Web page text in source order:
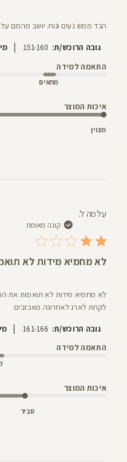
הבד ממש נעים ונוח. יושב מהמם על
גובה הרוכש/ת: 151-160
התאמה למידה
מתאים
איכות המוצר
מצוין
עלמה ל.
קונה מאומת
לא מחמיא מידות לא
לא מחמיא מידות לא תואמות את
לקחת לארג לאחרונה מאכזבים
גובה הרוכש/ת: 161-166
|
התאמה למידה
איכות המוצר
סביר